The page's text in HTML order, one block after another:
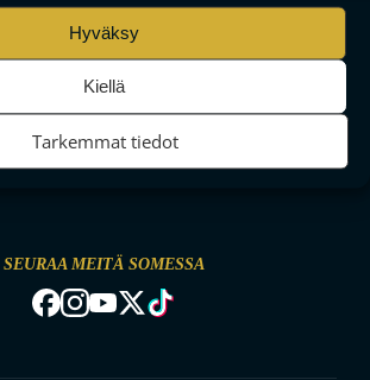
Hyväksy
Kiellä
Tarkemmat tiedot
SEURAA MEITÄ SOMESSA